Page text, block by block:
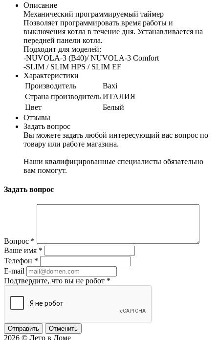
Описание
Механический программируемый таймер
Позволяет программировать время работы и
выключения котла в течение дня. Устанавливается на
передней панели котла.
Подходит для моделей:
-NUVOLA-3 (B40)/ NUVOLA-3 Comfort
-SLIM / SLIM HPS / SLIM EF
Характеристики
Производитель
Baxi
Страна производитель ИТАЛИЯ
Цвет
Белый
Отзывы
Задать вопрос
Вы можете задать любой интересующий вас вопрос по
товару или работе магазина.
Наши квалифицированные специалисты обязательно
вам помогут.
Задать вопрос
Вопрос *
Ваше имя *
Телефон *
E-mail
Подтвердите, что вы не робот *
Отменить
2026 © Лето в Доме